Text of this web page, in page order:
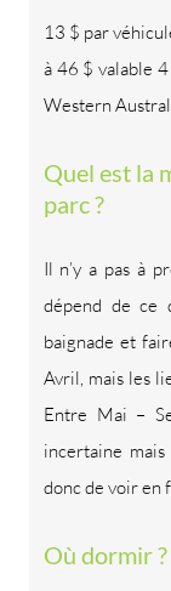
13 $ par
à 46 $ valable
Western
Quel est la
parc ?
Il n’y a pas à
dépend de ce
baignade et
Avril, mais les
Entre Mai –
incertaine
donc de voir en
Où dormir ?